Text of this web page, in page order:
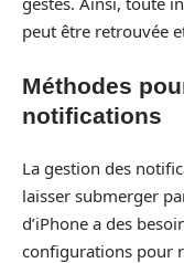
peut être retrouvée
Méthodes
notifications
La gestion des
laisser submerger
d’iPhone a des
configurations pour